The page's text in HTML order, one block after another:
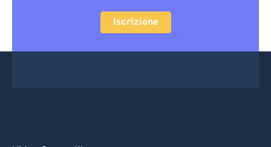
Iscrizione